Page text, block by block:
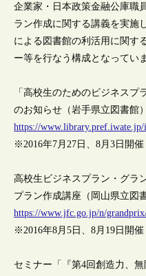
企業家・日本政策金融公庫職
ラン作成に関する講義を実施
による図書館の利活用に関す
ー等を行なう構成となってい
「高校生のためのビジネスプ
のお知らせ（岩手県立図書館）
https://www.library.pref.iwate.jp/
※2016年7月27日、8月3日開催
高校生ビジネスプラン・グラ
プラン作成講座（岡山県立図
https://www.jfc.go.jp/n/
※2016年8月5日、8月19日開催
セミナー「『第4回創造力、